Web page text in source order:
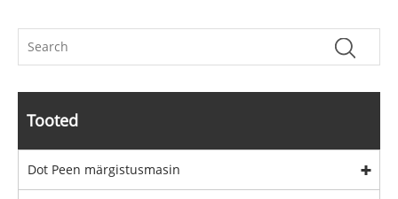
Tooted
Dot Peen märgistusmasin